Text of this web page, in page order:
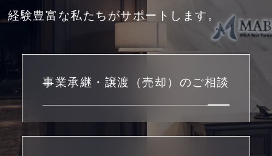
経験豊富な私たちがサポートします。
事業承継・譲渡（売却）のご相談